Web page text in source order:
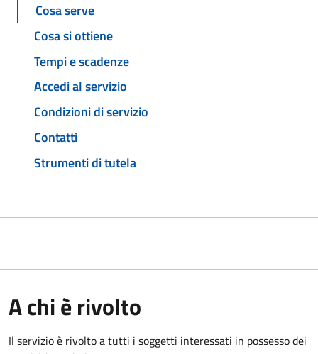
Cosa serve
Cosa si ottiene
Tempi e scadenze
Accedi al servizio
Condizioni di servizio
Contatti
Strumenti di tutela
A chi è rivolto
Il servizio è rivolto a tutti i soggetti interessati in possesso dei